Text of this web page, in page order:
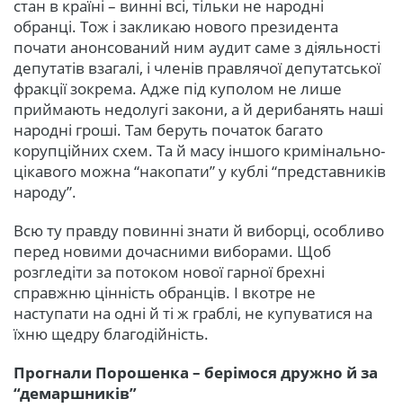
стан в країні – винні всі, тільки не народні
обранці. Тож і закликаю нового президента
почати анонсований ним аудит саме з діяльності
депутатів взагалі, і членів правлячої депутатської
фракції зокрема. Адже під куполом не лише
приймають недолугі закони, а й дерибанять наші
народні гроші. Там беруть початок багато
корупційних схем. Та й масу іншого кримінально-
цікавого можна “накопати” у кублі “представників
народу”.
Всю ту правду повинні знати й виборці, особливо
перед новими дочасними виборами. Щоб
розгледіти за потоком нової гарної брехні
справжню цінність обранців. І вкотре не
наступати на одні й ті ж граблі, не купуватися на
їхню щедру благодійність.
Прогнали Порошенка – берімося дружно й за
“демаршників”